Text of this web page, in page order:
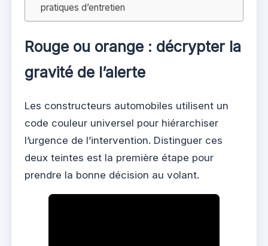
pratiques d’entretien
Rouge ou orange : décrypter la
gravité de l’alerte
Les constructeurs automobiles utilisent un
code couleur universel pour hiérarchiser
l’urgence de l’intervention. Distinguer ces
deux teintes est la première étape pour
prendre la bonne décision au volant.